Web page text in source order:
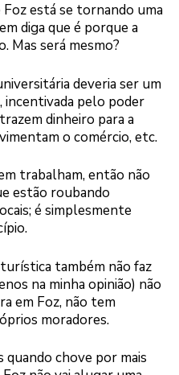
está se tornando uma
diga que é porque a
Mas será mesmo?
deveria ser um
incentivada pelo poder
dinheiro para a
o comércio, etc.
trabalham, então não
estão roubando
é simplesmente
também não faz
na minha opinião) não
em Foz, não tem
moradores.
quando chove por mais